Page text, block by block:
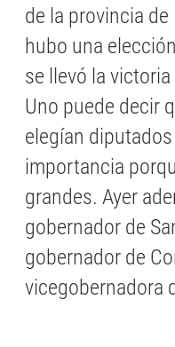
de la provincia
hubo una
se llevó la
Uno puede decir
elegían
importancia
grandes. Ayer
gobernador de
gobernador de
vicegobernadora